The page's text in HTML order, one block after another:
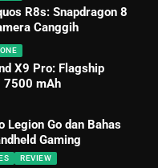
R8s: Snapdragon 8
Canggih
X9 Pro: Flagship
7500 mAh
Legion Go dan Bahas
Gaming
REVIEW